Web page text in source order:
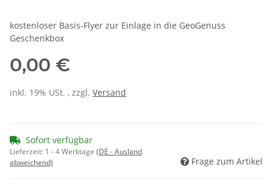
kostenloser Basis-Flyer zur Einlage in die GeoGenuss
Geschenkbox
0,00 €
inkl. 19% USt. , zzgl. Versand
Sofort verfügbar
Lieferzeit: 1 - 4 Werktage (DE - Ausland
abweichend)
Frage zum Artikel